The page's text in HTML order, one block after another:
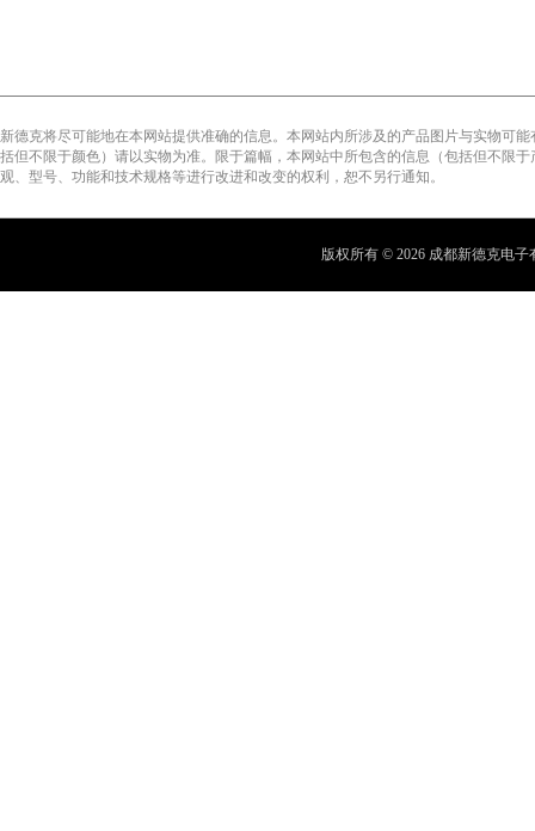
新德克将尽可能地在本网站提供准确的信息。本网站内所涉及的产品图片与实物可
括但不限于颜色）请以实物为准。限于篇幅，本网站中所包含的信息（包括但不限
观、型号、功能和技术规格等进行改进和改变的权利，恕不另行通知。
版权所有 © 2026 成都新德克电